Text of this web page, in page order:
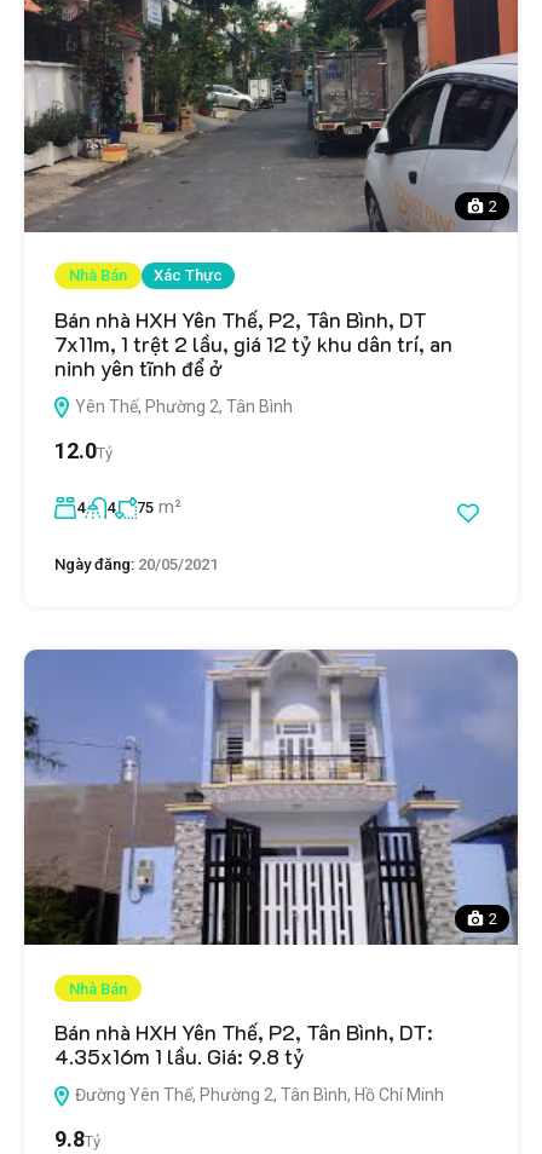
2
Nhà Bán Xác Thực
Bán nhà HXH Yên Thế, P2, Tân Bình, DT
7x11m, 1 trệt 2 lầu, giá 12 tỷ khu dân trí, an
ninh yên tĩnh để ở
Yên Thế, Phường 2, Tân Bình
12.0Tỷ
4 4 75 m²
Ngày đăng: 20/05/2021
2
Nhà Bán
Bán nhà HXH Yên Thế, P2, Tân Bình, DT:
4.35x16m 1 lầu. Giá: 9.8 tỷ
Đường Yên Thế, Phường 2, Tân Bình, Hồ Chí Minh
9.8Tỷ